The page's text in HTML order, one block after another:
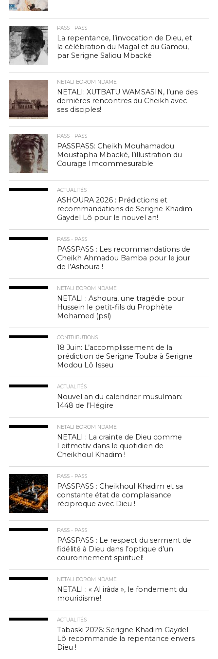
PASS - PASS
La repentance, l’invocation de Dieu, et
la célébration du Magal et du Gamou,
par Serigne Saliou Mbacké
NETALI BOROM NDAME
NETALI: XUTBATU WAMSASIN, l’une des
dernières rencontres du Cheikh avec
ses disciples!
PASS - PASS
PASSPASS: Cheikh Mouhamadou
Moustapha Mbacké, l’illustration du
Courage Imcommesurable.
ACTUALITÉS
ASHOURA 2026 : Prédictions et
recommandations de Serigne Khadim
Gaydel Lô pour le nouvel an!
PASS - PASS
PASSPASS : Les recommandations de
Cheikh Ahmadou Bamba pour le jour
de l’Ashoura !
NETALI BOROM NDAME
NETALI : Ashoura, une tragédie pour
Hussein le petit-fils du Prophète
Mohamed (psl)
CONTRIBUTIONS
18 Juin: L’accomplissement de la
prédiction de Serigne Touba à Serigne
Modou Lô Isseu
ACTUALITÉS
Nouvel an du calendrier musulman:
1448 de l’Hégire
NETALI BOROM NDAME
NETALI : La crainte de Dieu comme
Leitmotiv dans le quotidien de
Cheikhoul Khadim !
PASS - PASS
PASSPASS : Cheikhoul Khadim et sa
constante état de complaisance
réciproque avec Dieu !
PASS - PASS
PASSPASS : Le respect du serment de
fidélité à Dieu dans l’optique d’un
couronnement spirituel!
NETALI BOROM NDAME
NETALI : « Al irâda », le fondement du
mouridisme!
ACTUALITÉS
Tabaski 2026: Serigne Khadim Gaydel
Lô recommande la repentance envers
Dieu !